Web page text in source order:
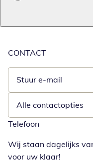
CONTACT
Stuur e-mail
Opent e-mailclient
Alle contactopties
Telefoon
Wij staan dagelijks
voor uw klaar!